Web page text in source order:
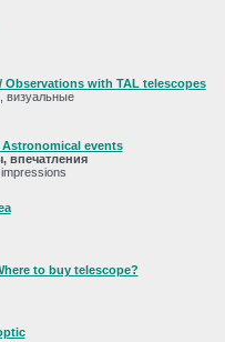
with TAL telescopes
визуальные
events
впечатления
to buy telescope?